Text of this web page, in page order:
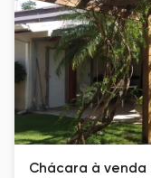
Chácara à venda